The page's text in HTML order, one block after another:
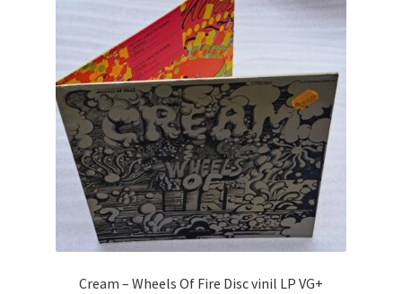
Cream – Wheels Of Fire Disc vinil LP VG+